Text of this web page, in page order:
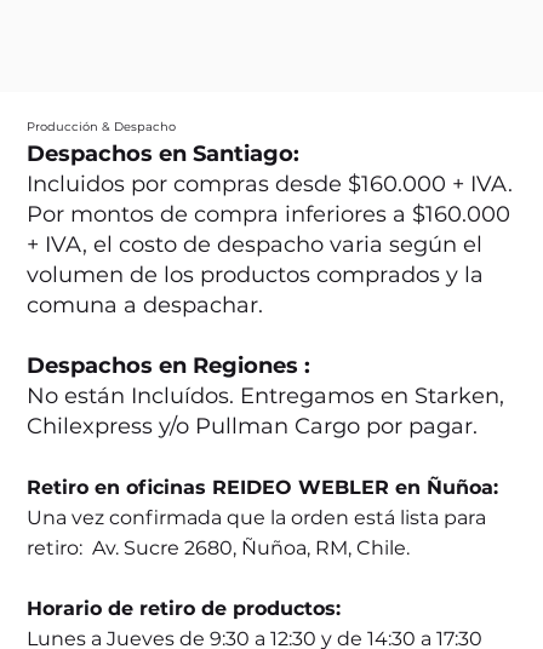
Producción & Despacho
Despachos en Santiago:
Incluidos por compras desde $160.000 + IVA.
Por montos de compra inferiores a $160.000
+ IVA, el costo de despacho varia según el
volumen de los productos comprados y la
comuna a despachar.
Despachos en Regiones :
No están Incluídos. Entregamos en Starken,
Chilexpress y/o Pullman Cargo por pagar.
Retiro en oficinas REIDEO WEBLER en Ñuñoa:
Una vez confirmada que la orden está lista para
retiro: Av. Sucre 2680, Ñuñoa, RM, Chile.
Horario de retiro de productos:
Lunes a Jueves de 9:30 a 12:30 y de 14:30 a 17:30